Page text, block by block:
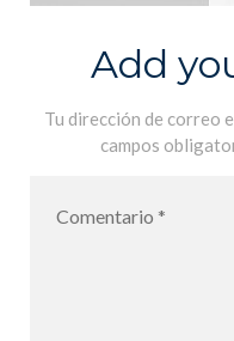
Add
Tu dirección de correo
campos